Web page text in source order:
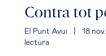
Contra tot
El Punt Avui 18
lectura